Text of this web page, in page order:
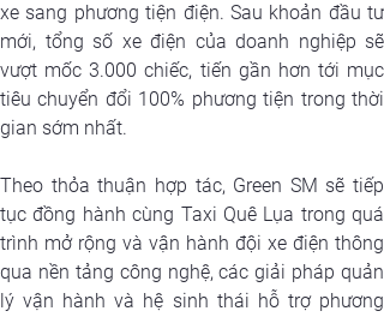
xe sang phương tiện điện. Sau khoản đầu tư
mới, tổng số xe điện của doanh nghiệp sẽ
vượt mốc 3.000 chiếc, tiến gần hơn tới mục
tiêu chuyển đổi 100% phương tiện trong thời
gian sớm nhất.
Theo thỏa thuận hợp tác, Green SM sẽ tiếp
tục đồng hành cùng Taxi Quê Lụa trong quá
trình mở rộng và vận hành đội xe điện thông
qua nền tảng công nghệ, các giải pháp quản
lý vận hành và hệ sinh thái hỗ trợ phương